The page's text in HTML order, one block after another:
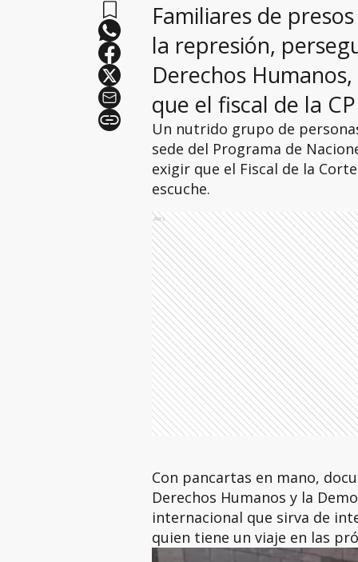
Familiares de
la represión,
Derechos
que el fiscal de la
Un nutrido grupo de
sede del Programa de
exigir que el Fiscal de la
escuche.
Ads
Con pancartas en mano,
Derechos Humanos y la
internacional que sirva de
quien tiene un viaje en las